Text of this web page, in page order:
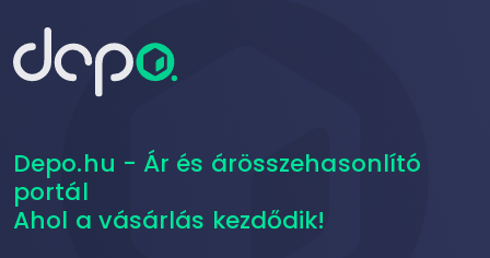
Depo.hu - Ár és árösszehasonlító
portál
Ahol a vásárlás kezdődik!